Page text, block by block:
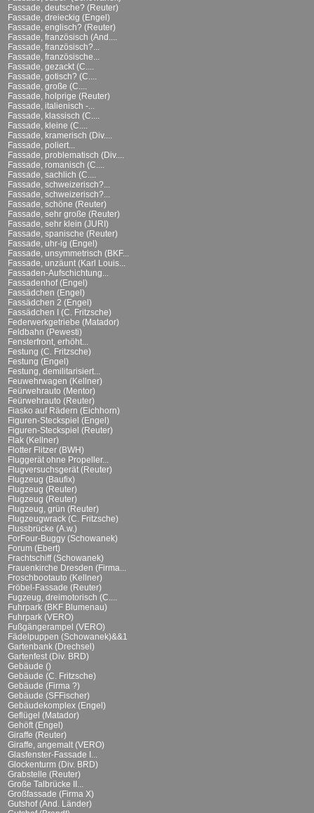
Fassade, deutsche? (Reuter)
Fassade, dreieckig (Engel)
Fassade, englisch? (Reuter)
Fassade, französisch (And....
Fassade, französisch?...
Fassade, französische...
Fassade, gezackt (C....
Fassade, gotisch? (C....
Fassade, große (C....
Fassade, holprige (Reuter)
Fassade, italienisch -...
Fassade, klassisch (C....
Fassade, kleine (C....
Fassade, kramerisch (Div....
Fassade, poliert...
Fassade, problematisch (Div....
Fassade, romanisch (C....
Fassade, sachlich (C....
Fassade, schweizerisch?...
Fassade, schweizerisch?...
Fassade, schöne (Reuter)
Fassade, sehr große (Reuter)
Fassade, sehr klein (JURI)
Fassade, spanische (Reuter)
Fassade, uhr-ig (Engel)
Fassade, unsymmetrisch (BKF...
Fassade, unzäunt (Karl Louis...
Fassaden-Aufschichtung...
Fassadenhof (Engel)
Fassädchen (Engel)
Fassädchen 2 (Engel)
Fassädchen I (C. Fritzsche)
Federwerkgetriebe (Matador)
Feldbahn (Pewesti)
Fensterfront, erhöht...
Festung (C. Fritzsche)
Festung (Engel)
Festung, demilitarisiert...
Feuwehrwagen (Kellner)
Feürwehrauto (Mentor)
Feürwehrauto (Reuter)
Fiasko auf Rädern (Eichhorn)
Figuren-Steckspiel (Engel)
Figuren-Steckspiel (Reuter)
Flak (Kellner)
Flotter Flitzer (BWH)
Fluggerät ohne Propeller...
Flugversuchsgerät (Reuter)
Flugzeug (Baufix)
Flugzeug (Reuter)
Flugzeug (Reuter)
Flugzeug, grün (Reuter)
Flugzeugwrack (C. Fritzsche)
Flussbrücke (A.w.)
ForFour-Buggy (Schowanek)
Forum (Ebert)
Frachtschiff (Schowanek)
Frauenkirche Dresden (Firma...
Froschbootauto (Kellner)
Fröbel-Fassade (Reuter)
Fugzeug, dreimotorisch (C....
Fuhrpark (BKF Blumenau)
Fuhrpark (VERO)
Fußgängerampel (VERO)
Fädelpuppen (Schowanek)&&1
Gartenbank (Drechsel)
Gartenfest (Div. BRD)
Gebäude ()
Gebäude (C. Fritzsche)
Gebäude (Firma ?)
Gebäude (SFFischer)
Gebäudekomplex (Engel)
Geflügel (Matador)
Gehöft (Engel)
Giraffe (Reuter)
Giraffe, angemalt (VERO)
Glasfenster-Fassade I...
Glockenturm (Div. BRD)
Grabstelle (Reuter)
Große Talbrücke II...
Großfassade (Firma X)
Gutshof (And. Länder)